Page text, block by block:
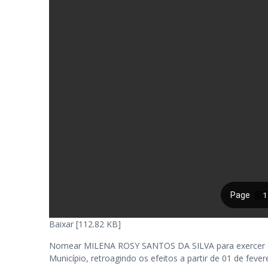
Baixar [112.82 KB]
Nomear MILENA ROSY SANTOS DA SILVA para
Município, retroagindo os efeitos a partir de 01 de